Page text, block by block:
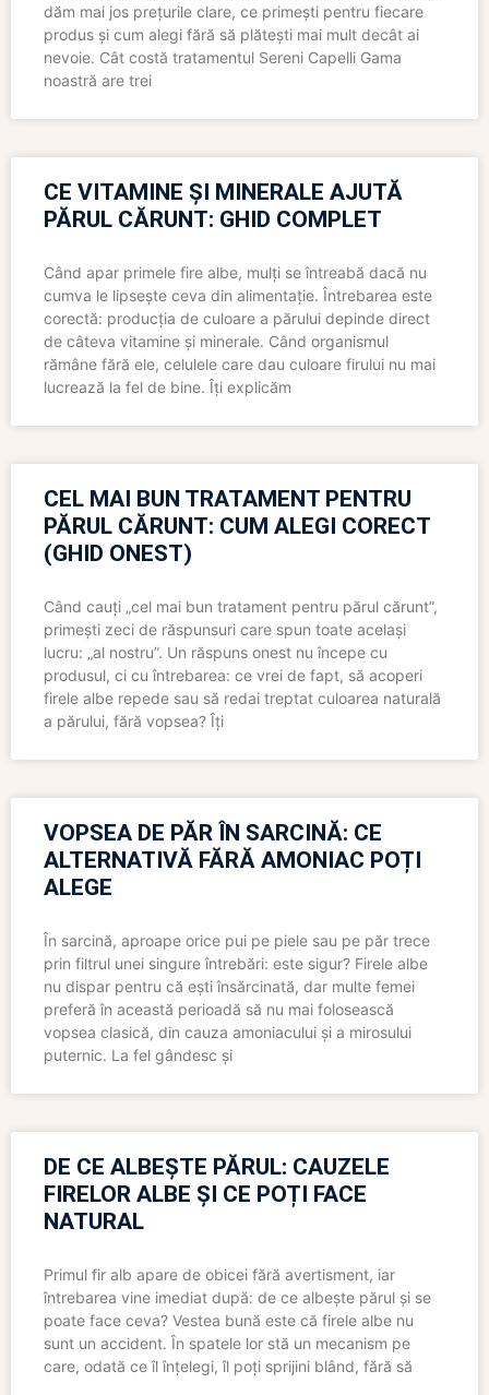
dăm mai jos prețurile clare, ce primești pentru fiecare
produs și cum alegi fără să plătești mai mult decât ai
nevoie. Cât costă tratamentul Sereni Capelli Gama
noastră are trei
CE VITAMINE ȘI MINERALE AJUTĂ
PĂRUL CĂRUNT: GHID COMPLET
Când apar primele fire albe, mulți se întreabă dacă nu
cumva le lipsește ceva din alimentație. Întrebarea este
corectă: producția de culoare a părului depinde direct
de câteva vitamine și minerale. Când organismul
rămâne fără ele, celulele care dau culoare firului nu mai
lucrează la fel de bine. Îți explicăm
CEL MAI BUN TRATAMENT PENTRU
PĂRUL CĂRUNT: CUM ALEGI CORECT
(GHID ONEST)
Când cauți „cel mai bun tratament pentru părul cărunt”,
primești zeci de răspunsuri care spun toate același
lucru: „al nostru”. Un răspuns onest nu începe cu
produsul, ci cu întrebarea: ce vrei de fapt, să acoperi
firele albe repede sau să redai treptat culoarea naturală
a părului, fără vopsea? Îți
VOPSEA DE PĂR ÎN SARCINĂ: CE
ALTERNATIVĂ FĂRĂ AMONIAC POȚI
ALEGE
În sarcină, aproape orice pui pe piele sau pe păr trece
prin filtrul unei singure întrebări: este sigur? Firele albe
nu dispar pentru că ești însărcinată, dar multe femei
preferă în această perioadă să nu mai folosească
vopsea clasică, din cauza amoniacului și a mirosului
puternic. La fel gândesc și
DE CE ALBEȘTE PĂRUL: CAUZELE
FIRELOR ALBE ȘI CE POȚI FACE
NATURAL
Primul fir alb apare de obicei fără avertisment, iar
întrebarea vine imediat după: de ce albește părul și se
poate face ceva? Vestea bună este că firele albe nu
sunt un accident. În spatele lor stă un mecanism pe
care, odată ce îl înțelegi, îl poți sprijini blând, fără să